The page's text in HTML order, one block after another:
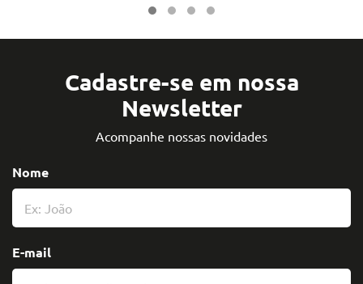
Cadastre-se em nossa
Newsletter
Acompanhe nossas novidades
Nome
E-mail